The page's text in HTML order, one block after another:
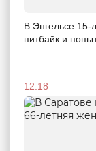
В Энгельсе 15-
питбайк и
12:18